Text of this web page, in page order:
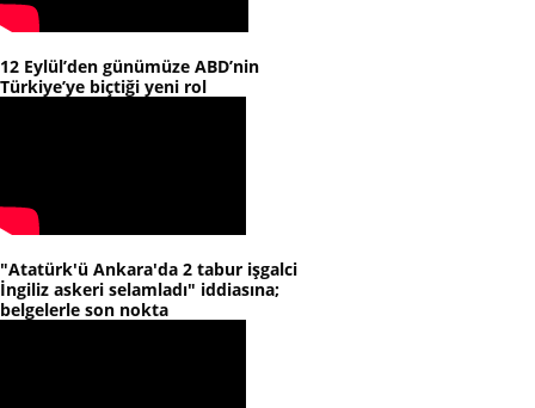
12 Eylül’den günümüze ABD’nin
Türkiye’ye biçtiği yeni rol
"Atatürk'ü Ankara'da 2 tabur işgalci
İngiliz askeri selamladı" iddiasına;
belgelerle son nokta